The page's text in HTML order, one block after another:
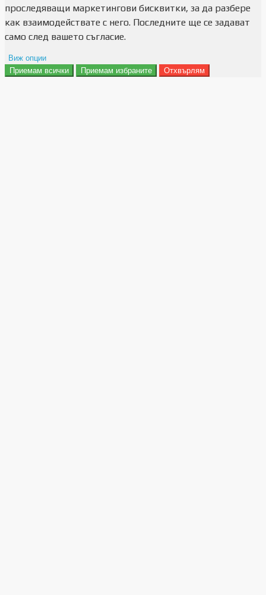
проследяващи маркетингови бисквитки, за да разбере
как взаимодействате с него. Последните ще се задават
само след вашето съгласие.
Виж опции
Препочитания за реклами
Приемам всички Приемам избраните Отхвърлям